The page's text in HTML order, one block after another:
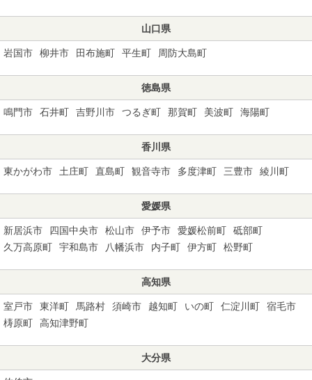
山口県
岩国市 柳井市 田布施町 平生町 周防大島町
徳島県
鳴門市 石井町 吉野川市 つるぎ町 那賀町 美波町 海陽町
香川県
東かがわ市 土庄町 直島町 観音寺市 多度津町 三豊市 綾川町
愛媛県
新居浜市 四国中央市 松山市 伊予市 愛媛松前町
砥部町
久万高原町
宇和島市 八幡浜市 内子町 伊方町 松野町
高知県
室戸市 東洋町 馬路村 須崎市 越知町 いの町 仁淀川町
宿毛市
梼原町
高知津野町
大分県